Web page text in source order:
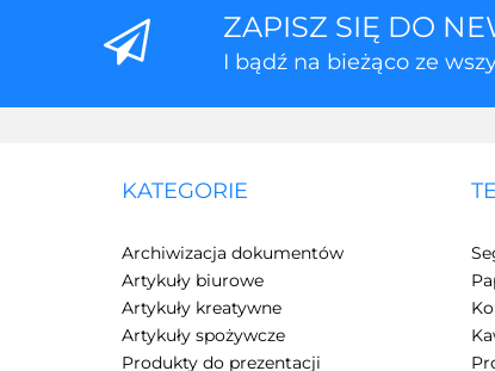
ZAPISZ SIĘ DO
I bądź na bieżąco ze
KATEGORIE
Archiwizacja dokumentów
Artykuły biurowe
Artykuły kreatywne
Artykuły spożywcze
Produkty do prezentacji